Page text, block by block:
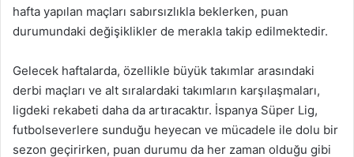
hafta yapılan maçları sabırsızlıkla beklerken, puan
durumundaki değişiklikler de merakla takip edilmektedir.
Gelecek haftalarda, özellikle büyük takımlar arasındaki
derbi maçları ve alt sıralardaki takımların karşılaşmaları,
ligdeki rekabeti daha da artıracaktır. İspanya Süper Lig,
futbolseverlere sunduğu heyecan ve mücadele ile dolu bir
sezon geçirirken, puan durumu da her zaman olduğu gibi